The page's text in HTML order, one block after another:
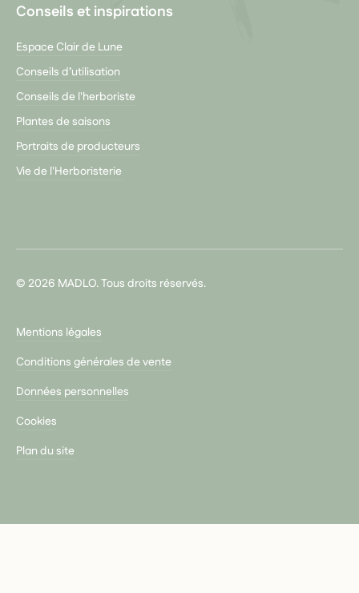
Conseils et inspirations
Espace Clair de Lune
Conseils d’utilisation
Conseils de l'herboriste
Plantes de saisons
Portraits de producteurs
Vie de l'Herboristerie
© 2026 MADLO. Tous droits réservés.
Mentions légales
Conditions générales de vente
Données personnelles
Cookies
Plan du site